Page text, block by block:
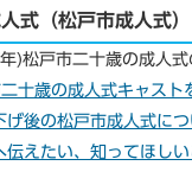
式（松戸市成人式）
)松戸市二十歳の成人式
十歳の成人式キャスト
げ後の松戸市成人式につ
伝えたい、知ってほし